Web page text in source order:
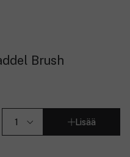
Brush
Lisää